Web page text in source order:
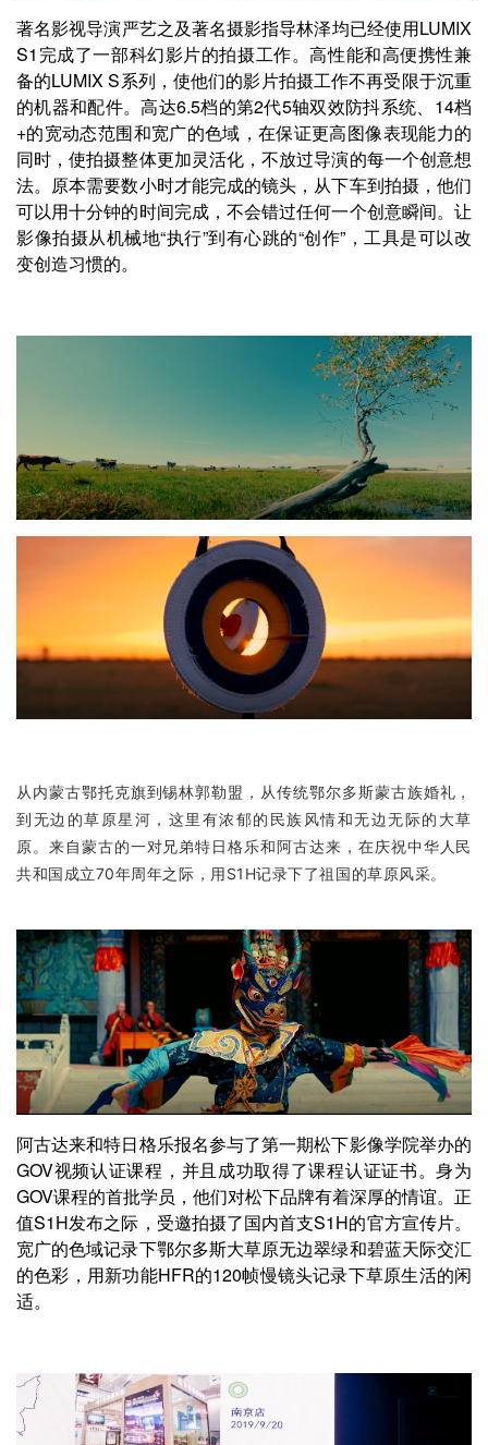
著名影视导演严艺之及著名摄影指导林泽均已经使用LUMIX
S1完成了一部科幻影片的拍摄工作。高性能和高便携性兼
备的LUMIX S系列，使他们的影片拍摄工作不再受限于沉重
的机器和配件。高达6.5档的第2代5轴双效防抖系统、14档
+的宽动态范围和宽广的色域，在保证更高图像表现能力的
同时，使拍摄整体更加灵活化，不放过导演的每一个创意想
法。原本需要数小时才能完成的镜头，从下车到拍摄，他们
可以用十分钟的时间完成，不会错过任何一个创意瞬间。让
影像拍摄从机械地“执行”到有心跳的“创作”，工具是可以改
变创造习惯的。
从内蒙古鄂托克旗到锡林郭勒盟，从传统鄂尔多斯蒙古族婚礼，
到无边的草原星河，这里有浓郁的民族风情和无边无际的大草
原。来自蒙古的一对兄弟特日格乐和阿古达来，在庆祝中华人民
共和国成立70年周年之际，用S1H记录下了祖国的草原风采。
阿古达来和特日格乐报名参与了第一期松下影像学院举办的
GOV视频认证课程，并且成功取得了课程认证证书。身为
GOV课程的首批学员，他们对松下品牌有着深厚的情谊。正
值S1H发布之际，受邀拍摄了国内首支S1H的官方宣传片。
宽广的色域记录下鄂尔多斯大草原无边翠绿和碧蓝天际交汇
的色彩，用新功能HFR的120帧慢镜头记录下草原生活的闲
适。